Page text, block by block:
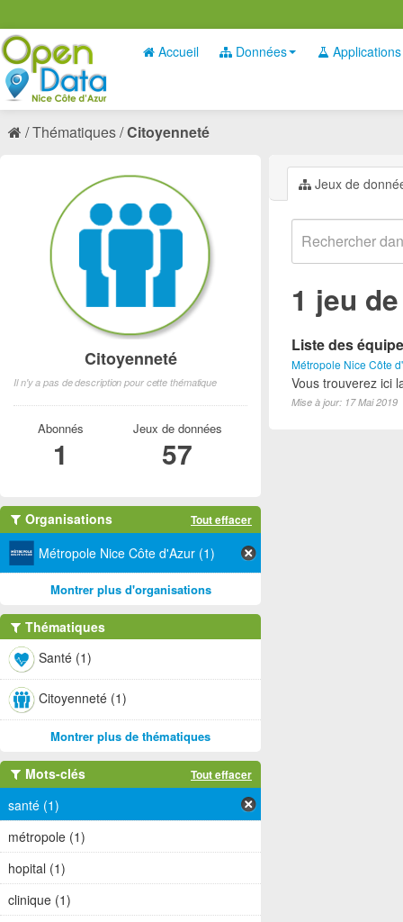
Accueil Données Applications
Thématiques Citoyenneté
Jeux de
1 jeu
Liste des
Métropole Nice Côte
Vous trouverez ici
Mise à jour: 17 Mai 2019
Citoyenneté
Il n'y a pas de description pour cette thématique
Abonnés
1
Jeux de données
57
Organisations Tout effacer
Métropole Nice Côte d'Azur (1)
Montrer plus d'organisations
Thématiques
Santé (1)
Citoyenneté (1)
Montrer plus de thématiques
Mots-clés Tout effacer
santé (1)
métropole (1)
hopital (1)
clinique (1)